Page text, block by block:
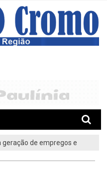
de empregos e